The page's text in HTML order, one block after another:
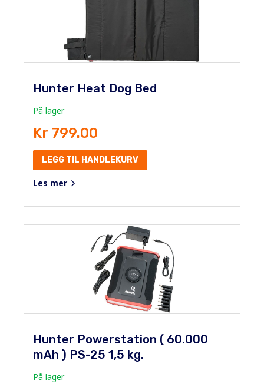
Hunter Heat Dog Bed
På lager
Kr 799.00
LEGG TIL HANDLEKURV
Les mer
Hunter Powerstation ( 60.000
mAh ) PS-25 1,5 kg.
På lager